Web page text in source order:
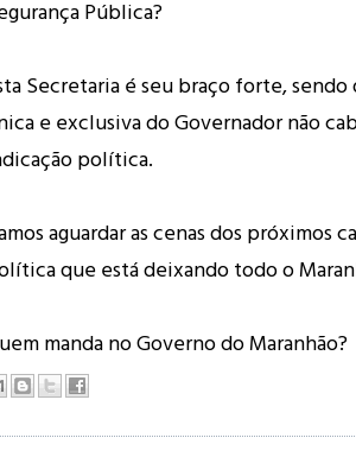
Pública?
Secretaria é seu braço forte, sendo
e exclusiva do Governador não
política.
aguardar as cenas dos próximos
que está deixando todo o
manda no Governo do Maranhão?